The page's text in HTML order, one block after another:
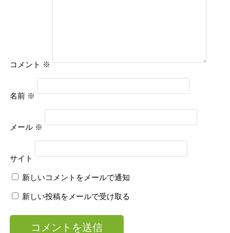
コメント ※
名前 ※
メール ※
サイト
新しいコメントをメールで通知
新しい投稿をメールで受け取る